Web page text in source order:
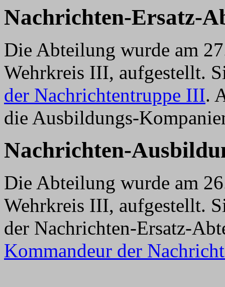
Nachrichten-Ersatz-
Die Abteilung wurde am
Wehrkreis III, aufgestellt.
der Nachrichtentruppe III.
die Ausbildungs-
Nachrichten-
Die Abteilung wurde am
Wehrkreis III, aufgestellt.
der Nachrichten-Ersatz-
Kommandeur der